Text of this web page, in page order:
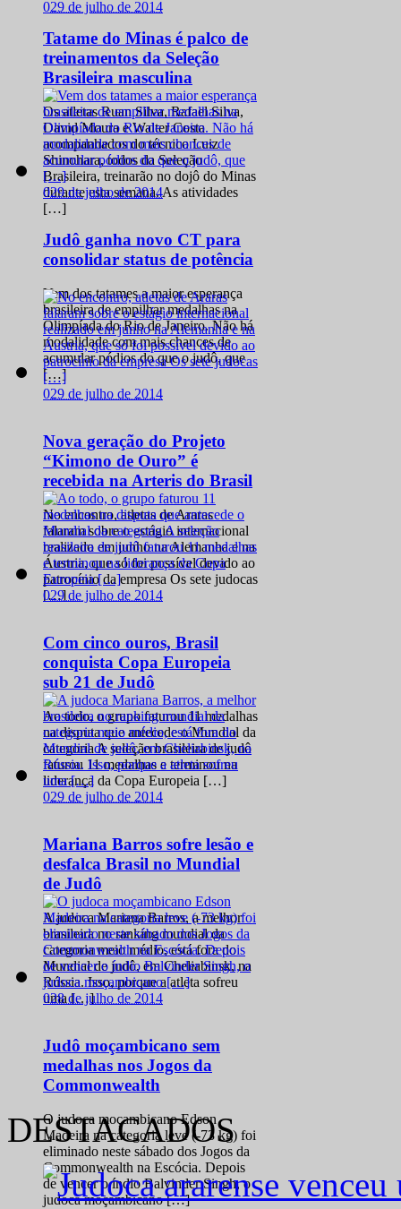
029 de julho de 2014
Tatame do Minas é palco de
treinamentos da Seleção
Brasileira masculina
Os atletas Ruan Silva, Rafael Silva,
David Moura e Walter Costa
acompanhados do técnico Luiz
Shinohara, todos da Seleção
Brasileira, treinarão no dojô do Minas
durante esta semana. As atividades
[…]
029 de julho de 2014
Judô ganha novo CT para
consolidar status de potência
Vem dos tatames a maior esperança
brasileira de empilhar medalhas na
Olimpíada do Rio de Janeiro. Não há
modalidade com mais chances de
acumular pódios do que o judô, que
[…]
029 de julho de 2014
Nova geração do Projeto
“Kimono de Ouro” é
recebida na Arteris do Brasil
No encontro, atletas de Araras
falaram sobre o estágio internacional
realizado em junho na Alemanha e na
Áustria, que só foi possível devido ao
patrocínio da empresa Os sete judocas
[…]
029 de julho de 2014
Com cinco ouros, Brasil
conquista Copa Europeia
sub 21 de Judô
Ao todo, o grupo faturou 11 medalhas
na disputa que antecede o Mundial da
categoria A seleção brasileira de judô
faturou 11 medalhas e terminou na
liderança da Copa Europeia […]
029 de julho de 2014
Mariana Barros sofre lesão e
desfalca Brasil no Mundial
de Judô
A judoca Mariana Barros, a melhor
brasileira no ranking mundial da
categoria meio médio, está fora do
Mundial de judô, em Cheliabinsk, na
Rússia. Isso, porque a atleta sofreu
uma […]
028 de julho de 2014
Judô moçambicano sem
medalhas nos Jogos da
Commonwealth
O judoca moçambicano Edson
Madeira na categoria leve (-73 kg) foi
eliminado neste sábado dos Jogos da
Commonwealth na Escócia. Depois
de vencer o índio Balvinder Singh, o
judoca moçambicano […]
DESTACADOS